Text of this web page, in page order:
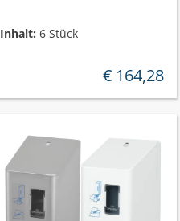
Inhalt: 6 Stück
regulärer preis:
€ 164,28